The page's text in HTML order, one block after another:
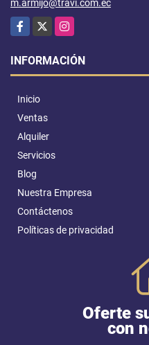
m.armijo@travi.com.ec
Facebook
X Instagram
INFORMACIÓN
Inicio
Ventas
Alquiler
Servicios
Blog
Nuestra Empresa
Contáctenos
Políticas de privacidad
Oferte
con